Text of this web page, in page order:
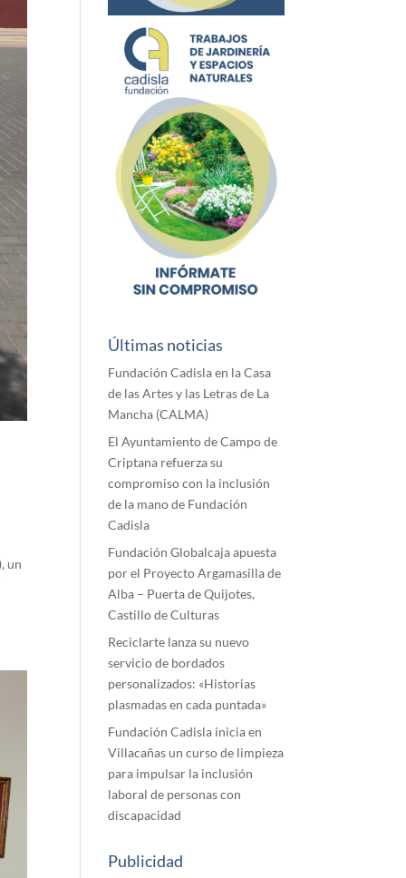
un
Últimas noticias
Fundación Cadisla en la Casa
de las Artes y las Letras de La
Mancha (CALMA)
El Ayuntamiento de Campo de
Criptana refuerza su
compromiso con la inclusión
de la mano de Fundación
Cadisla
Fundación Globalcaja apuesta
por el Proyecto Argamasilla de
Alba – Puerta de Quijotes,
Castillo de Culturas
Reciclarte lanza su nuevo
servicio de bordados
personalizados: «Historias
plasmadas en cada puntada»
Fundación Cadisla inicia en
Villacañas un curso de limpieza
para impulsar la inclusión
laboral de personas con
discapacidad
Publicidad